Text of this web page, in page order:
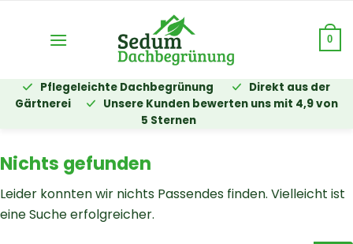
springen
0
Pflegeleichte Dachbegrünung
Direkt aus der
Gärtnerei
Unsere Kunden bewerten uns mit 4,9 von
5 Sternen
Nichts gefunden
Leider konnten wir nichts Passendes finden. Vielleicht ist
eine Suche erfolgreicher.